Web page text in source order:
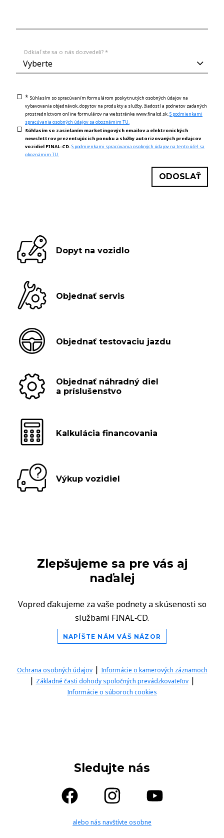
Odkiaľ ste sa o nás dozvedeli? *
* Súhlasím so spracúvaním formulárom poskytnutých osobných údajov na
vybavovania objednávok, dopytov na produkty a služby, žiadostí a podnetov zadaných
prostredníctvom online formulárov na webstránke www.finalcd.sk.S podmienkami
spracúvania osobných údajov sa oboznámim TU.
Súhlasím so zasielaním marketingových emailov a elektronických
newslettrov prezentujúcich ponuku a služby autorizovaných predajcov
vozidiel FINAL-CD.S podmienkami spracúvania osobných údajov na tento účel sa
oboznámim TU.
Dopyt na vozidlo
Objednať servis
Objednať testovaciu jazdu
Objednať náhradný diel
a príslušenstvo
Kalkulácia financovania
Výkup vozidiel
Zlepšujeme sa pre vás aj
naďalej
Vopred ďakujeme za vaše podnety a skúsenosti so
službami FINAL‑CD.
NAPÍŠTE NÁM VÁŠ NÁZOR
Ochrana osobných údajov| Informácie o kamerových záznamoch
| Základné časti dohody spoločných prevádzkovateľov|
Informácie o súboroch cookies
Sledujte nás
alebo nás navštívte osobne